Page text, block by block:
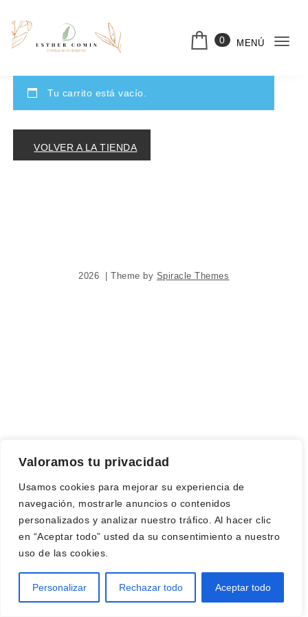
Valoramos tu privacidad
Usamos cookies para mejorar su experiencia de
navegación, mostrarle anuncios o contenidos
personalizados y analizar nuestro tráfico. Al hacer clic
en “Aceptar todo” usted da su consentimiento a nuestro
uso de las cookies.
Personalizar Rechazar todo Aceptar todo
0 MENÚ
Tu carrito está vacío.
VOLVER A LA TIENDA
2026 | Theme by Spiracle Themes